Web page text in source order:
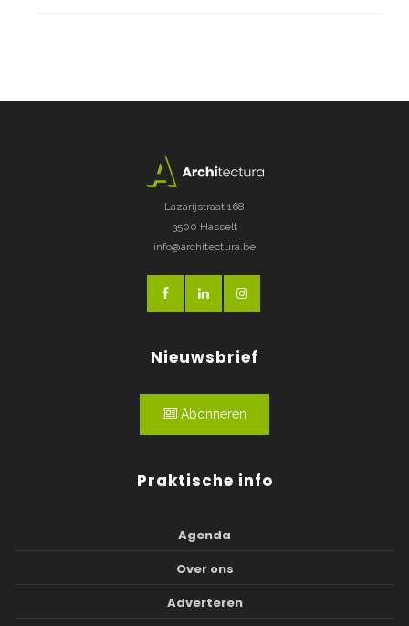
Lazarijstraat 168
3500 Hasselt
info@architectura.be
Nieuwsbrief
Abonneren
Praktische info
Agenda
Over ons
Adverteren